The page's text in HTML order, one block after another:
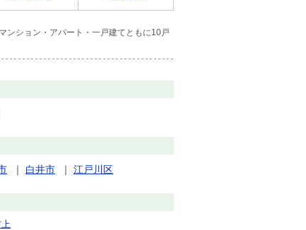
ンション・アパート・一戸建てともに10戸
｜ 白井市 ｜ 江戸川区